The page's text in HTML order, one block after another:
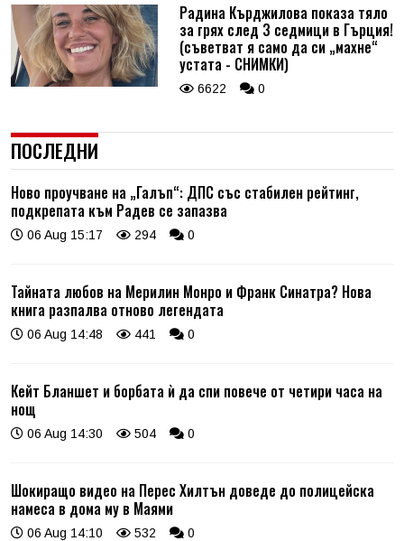
Радина Кърджилова показа тяло
за грях след 3 седмици в Гърция!
(съветват я само да си „махне“
устата - СНИМКИ)
6622 0
ПОСЛЕДНИ
Ново проучване на „Галъп“: ДПС със стабилен рейтинг,
подкрепата към Радев се запазва
06 Aug 15:17 294 0
Тайната любов на Мерилин Монро и Франк Синатра? Нова
книга разпалва отново легендата
06 Aug 14:48 441 0
Кейт Бланшет и борбата ѝ да спи повече от четири часа на
нощ
06 Aug 14:30 504 0
Шокиращо видео на Перес Хилтън доведе до полицейска
намеса в дома му в Маями
06 Aug 14:10 532 0